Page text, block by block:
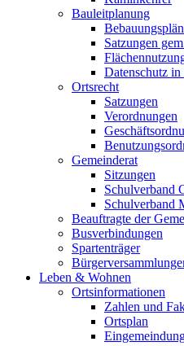
Bauleitplanung
Satzungen
Datenschutz
Ortsrecht
Satzungen
Verordnungen
Gemeinderat
Sitzungen
Schulverband
Schulverband
Beauftragte der
Busverbindungen
Spartenträger
Leben & Wohnen
Ortsinformationen
Zahlen und
Ortsplan